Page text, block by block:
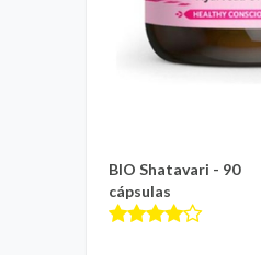
BIO Shatavari - 90
cápsulas